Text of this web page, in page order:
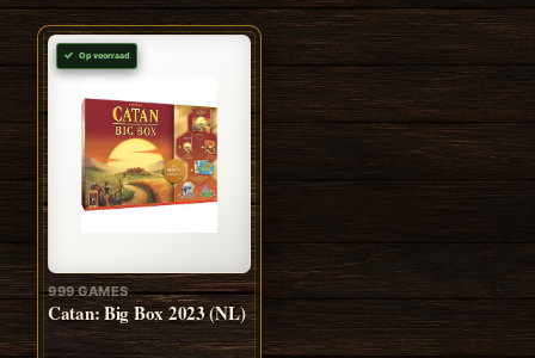
Op voorraad
999 GAMES
Catan: Big Box 2023 (NL)